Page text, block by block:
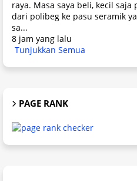
raya. Masa saya beli, kecil saja
dari polibeg ke pasu seramik
sa...
8 jam yang lalu
Tunjukkan Semua
PAGE RANK